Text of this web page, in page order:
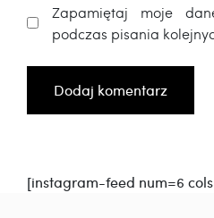
Zapamiętaj moje
podczas pisania
[instagram-feed num=6